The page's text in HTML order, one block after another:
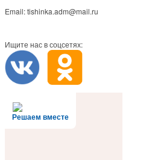
Email: tishinka.adm@mail.ru
Ищите нас в соцсетях:
Решаем вместе